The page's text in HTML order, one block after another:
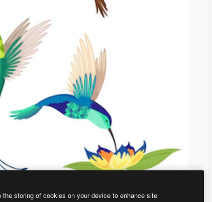
storing of cookies on your device to enhance site